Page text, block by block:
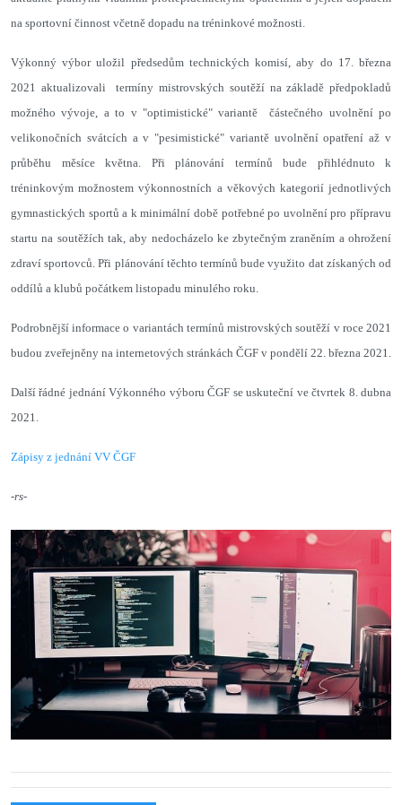
na sportovní činnost včetně dopadu na tréninkové možnosti.
Výkonný výbor uložil předsedům technických komisí, aby do 17. března
2021 aktualizovali termíny mistrovských soutěží na základě předpokladů
možného vývoje, a to v "optimistické" variantě částečného uvolnění po
velikonočních svátcích a v "pesimistické" variantě uvolnění opatření až v
průběhu měsíce května. Při plánování termínů bude přihlédnuto k
tréninkovým možnostem výkonnostních a věkových kategorií jednotlivých
gymnastických sportů a k minimální době potřebné po uvolnění pro přípravu
startu na soutěžích tak, aby nedocházelo ke zbytečným zraněním a ohrožení
zdraví sportovců. Při plánování těchto termínů bude využito dat získaných od
oddílů a klubů počátkem listopadu minulého roku.
Podrobnější informace o variantách termínů mistrovských soutěží v roce 2021
budou zveřejněny na internetových stránkách ČGF v pondělí 22. března 2021.
Další řádné jednání Výkonného výboru ČGF se uskuteční ve čtvrtek 8. dubna
2021.
Zápisy z jednání VV ČGF
-rs-